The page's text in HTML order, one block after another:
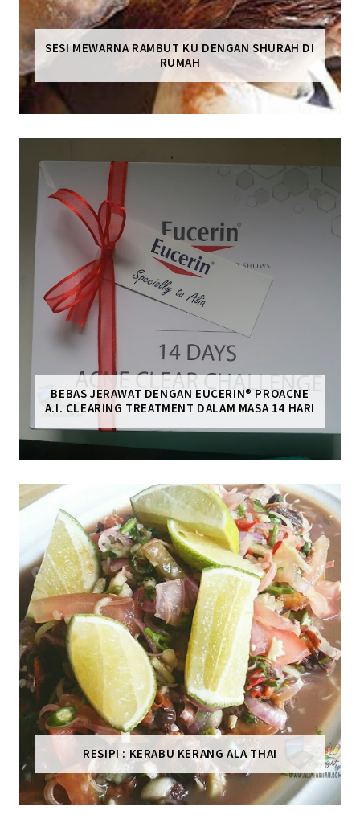
SESI MEWARNA RAMBUT KU DENGAN SHURAH DI
RUMAH
BEBAS JERAWAT DENGAN EUCERIN® PROACNE
A.I. CLEARING TREATMENT DALAM MASA 14 HARI
RESIPI : KERABU KERANG ALA THAI